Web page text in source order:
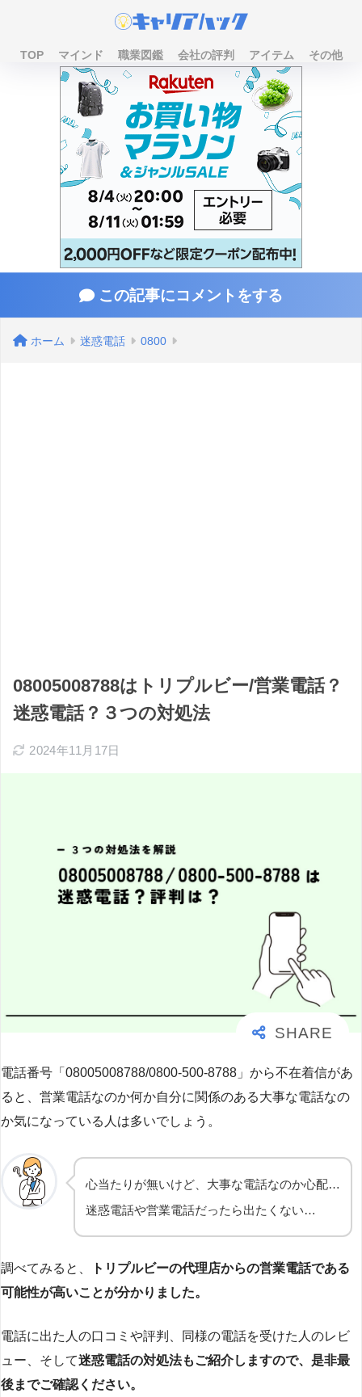
TOP マインド 職業図鑑 会社の評判 アイテム その他
この記事にコメントをする
ホーム 迷惑電話 0800
08005008788はトリプルビー/営業電話？
迷惑電話？３つの対処法
2024年11月17日
電話番号「08005008788/0800-500-8788」から不在着信があ
ると、営業電話なのか何か自分に関係のある大事な電話なの
か気になっている人は多いでしょう。
心当たりが無いけど、大事な電話なのか心配…
迷惑電話や営業電話だったら出たくない…
調べてみると、
トリプルビーの代理店からの営業電話である
可能性が高いことが分かりました。
電話に出た人の口コミや評判、同様の電話を受けた人のレビ
ュー、そして迷惑電話の対処法もご紹介しますので、是非最
後までご確認ください。